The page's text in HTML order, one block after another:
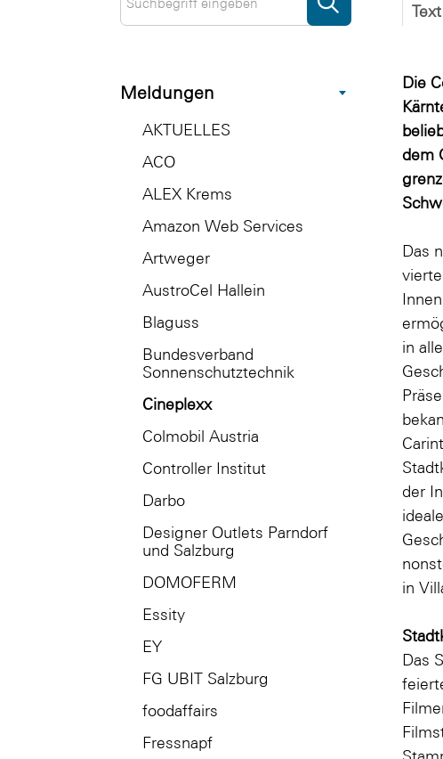
Meldungen
AKTUELLES
ACO
ALEX Krems
Amazon Web Services
Artweger
AustroCel Hallein
Blaguss
Bundesverband
Sonnenschutztechnik
Cineplexx
Colmobil Austria
Controller Institut
Darbo
Designer Outlets Parndorf
und Salzburg
DOMOFERM
Essity
EY
FG UBIT Salzburg
foodaffairs
Fressnapf
Text
Die
dem
Das
in
der
in
Das